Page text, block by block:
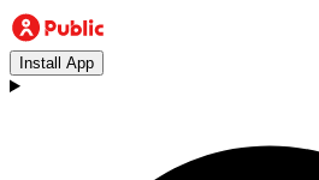
Install App